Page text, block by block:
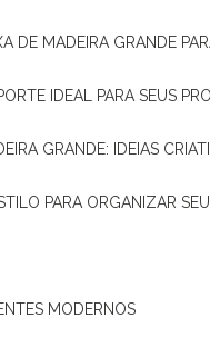
DE MADEIRA GRANDE
IDEAL PARA SEUS
GRANDE: IDEIAS
PARA ORGANIZAR
MODERNOS